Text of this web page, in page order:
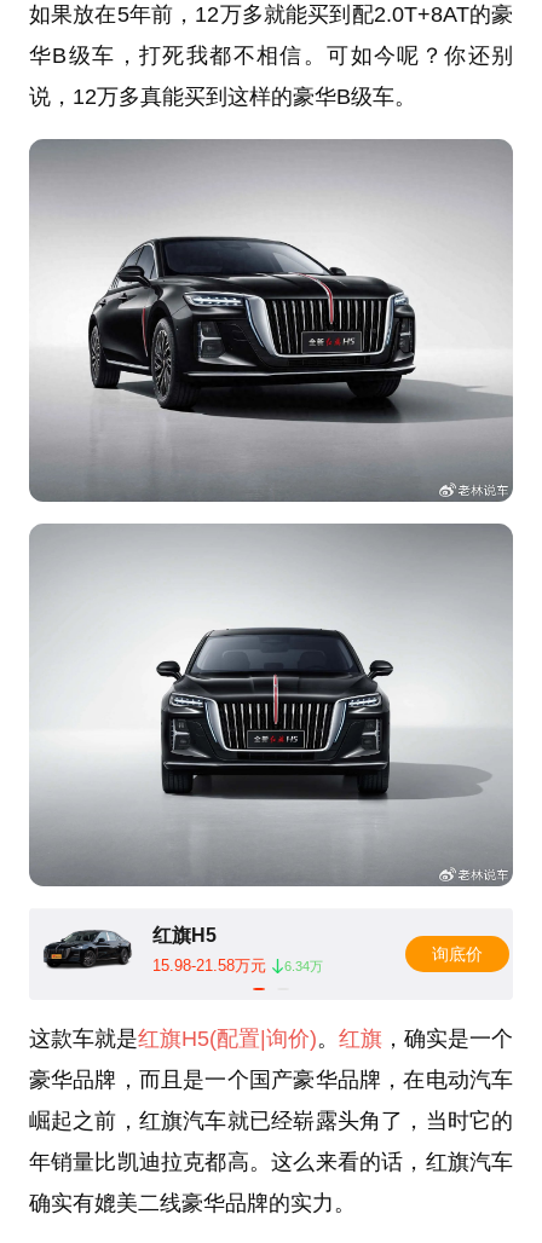
如果放在5年前，12万多就能买到配2.0T+8AT的豪
华B级车，打死我都不相信。可如今呢？你还别
说，12万多真能买到这样的豪华B级车。
红旗H5
15.98-21.58万元 6.34万
询底价
这款车就是红旗H5(配置|询价)。红旗 ，确实是一个
豪华品牌，而且是一个国产豪华品牌，在电动汽车
崛起之前，红旗汽车就已经崭露头角了，当时它的
年销量比凯迪拉克都高。这么来看的话，红旗汽车
确实有媲美二线豪华品牌的实力。